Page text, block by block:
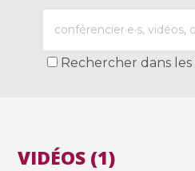
Rechercher dans
VIDÉOS (1)